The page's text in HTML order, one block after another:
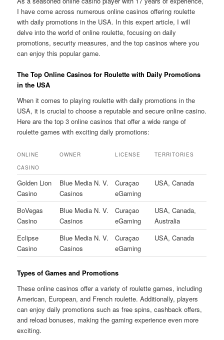
I have come across numerous online casinos offering roulette
with daily promotions in the USA. In this expert article, I will
delve into the world of online roulette, focusing on daily
promotions, security measures, and the top casinos where you
can enjoy this popular game.
The Top Online Casinos for Roulette with Daily Promotions
in the USA
When it comes to playing roulette with daily promotions in the
USA, it is crucial to choose a reputable and secure online casino.
Here are the top 3 online casinos that offer a wide range of
roulette games with exciting daily promotions:
ONLINE
CASINO
OWNER LICENSE TERRITORIES
Golden Lion
Casino
Blue Media N. V.
Casinos
Curaçao
eGaming
USA, Canada
BoVegas
Casino
Blue Media N. V.
Casinos
Curaçao
eGaming
USA, Canada,
Australia
Eclipse
Casino
Blue Media N. V.
Casinos
Curaçao
eGaming
USA, Canada
Types of Games and Promotions
These online casinos offer a variety of roulette games, including
American, European, and French roulette. Additionally, players
can enjoy daily promotions such as free spins, cashback offers,
and reload bonuses, making the gaming experience even more
exciting.